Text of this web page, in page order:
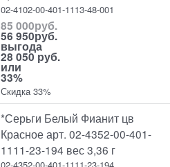
02-4102-00-401-1113-48-001
85 000руб.
56 950руб.
выгода
28 050 руб.
или
33%
Скидка 33%
*Серьги Белый Фианит цв
Красное арт. 02-4352-00-401-
1111-23-194 вес 3,36 г